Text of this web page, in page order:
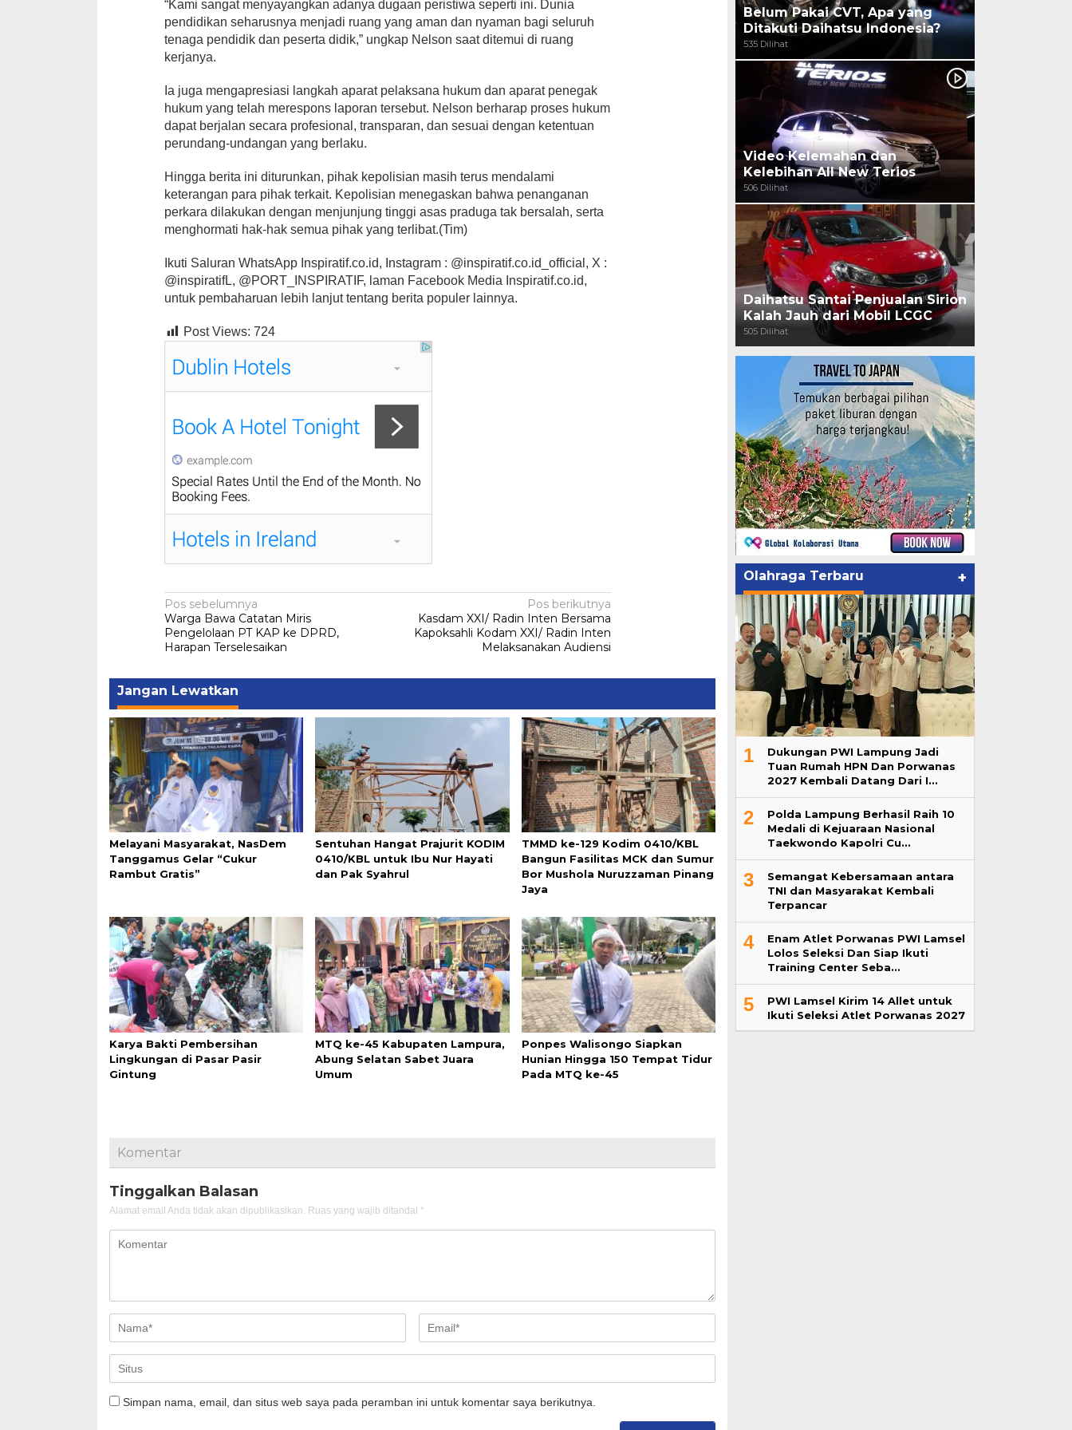
“Kami sangat menyayangkan adanya dugaan peristiwa seperti ini. Dunia
pendidikan seharusnya menjadi ruang yang aman dan nyaman bagi seluruh
tenaga pendidik dan peserta didik,” ungkap Nelson saat ditemui di ruang
kerjanya.
Ia juga mengapresiasi langkah aparat pelaksana hukum dan aparat penegak
hukum yang telah merespons laporan tersebut. Nelson berharap proses hukum
dapat berjalan secara profesional, transparan, dan sesuai dengan ketentuan
perundang-undangan yang berlaku.
Hingga berita ini diturunkan, pihak kepolisian masih terus mendalami
keterangan para pihak terkait. Kepolisian menegaskan bahwa penanganan
perkara dilakukan dengan menjunjung tinggi asas praduga tak bersalah, serta
menghormati hak-hak semua pihak yang terlibat.(Tim)
Ikuti Saluran WhatsApp Inspiratif.co.id, Instagram : @inspiratif.co.id_official, X :
@inspiratifL, @PORT_INSPIRATIF, laman Facebook Media Inspiratif.co.id,
untuk pembaharuan lebih lanjut tentang berita populer lainnya.
Post Views: 724
Navigasi
pos
Pos sebelumnya
Warga Bawa Catatan Miris
Pengelolaan PT KAP ke DPRD,
Harapan Terselesaikan
Pos berikutnya
Kasdam XXI/ Radin Inten Bersama
Kapoksahli Kodam XXI/ Radin Inten
Melaksanakan Audiensi
Jangan Lewatkan
Melayani Masyarakat, NasDem
Tanggamus Gelar “Cukur
Rambut Gratis”
Sentuhan Hangat Prajurit KODIM
0410/KBL untuk Ibu Nur Hayati
dan Pak Syahrul
TMMD ke-129 Kodim 0410/KBL
Bangun Fasilitas MCK dan Sumur
Bor Mushola Nuruzzaman Pinang
Jaya
Karya Bakti Pembersihan
Lingkungan di Pasar Pasir
Gintung
MTQ ke-45 Kabupaten Lampura,
Abung Selatan Sabet Juara
Umum
Ponpes Walisongo Siapkan
Hunian Hingga 150 Tempat Tidur
Pada MTQ ke-45
Komentar
Tinggalkan Balasan
Alamat email Anda tidak akan dipublikasikan. Ruas yang wajib ditandai *
Simpan nama, email, dan situs web saya pada peramban ini untuk komentar saya berikutnya.
Belum Pakai CVT, Apa yang
Ditakuti Daihatsu Indonesia?
535 Dilihat
Video Kelemahan dan
Kelebihan All New Terios
506 Dilihat
Daihatsu Santai Penjualan Sirion
Kalah Jauh dari Mobil LCGC
505 Dilihat
Olahraga Terbaru +
1
Dukungan PWI Lampung Jadi
Tuan Rumah HPN Dan Porwanas
2027 Kembali Datang Dari I…
2
Polda Lampung Berhasil Raih 10
Medali di Kejuaraan Nasional
Taekwondo Kapolri Cu…
3
Semangat Kebersamaan antara
TNI dan Masyarakat Kembali
Terpancar
4
Enam Atlet Porwanas PWI Lamsel
Lolos Seleksi Dan Siap Ikuti
Training Center Seba…
5
PWI Lamsel Kirim 14 Allet untuk
Ikuti Seleksi Atlet Porwanas 2027